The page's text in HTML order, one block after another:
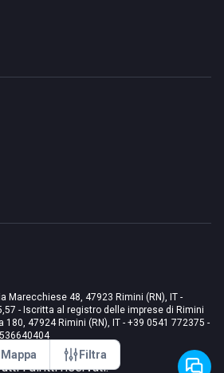
Mappa Filtra
Marecchiese 48, 47923 Rimini (RN), IT -
- Iscritta al registro delle imprese di Rimini
180, 47924 Rimini (RN), IT - +39 0541 772375 -
i diritti riservati.